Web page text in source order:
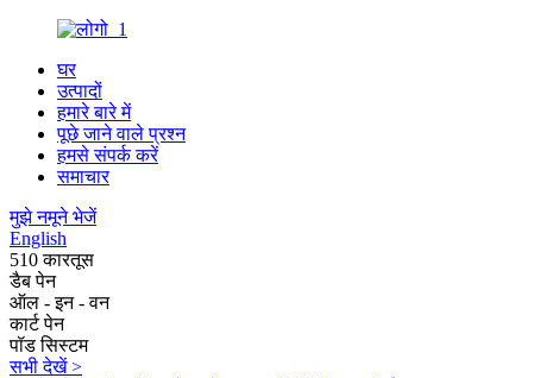
घर
उत्पादों
हमारे बारे में
पूछे जाने वाले प्रश्न
हमसे संपर्क करें
समाचार
मुझे नमूने भेजें
English
510 कारतूस
डैब पेन
ऑल - इन - वन
कार्ट पेन
पॉड सिस्टम
सभी देखें >